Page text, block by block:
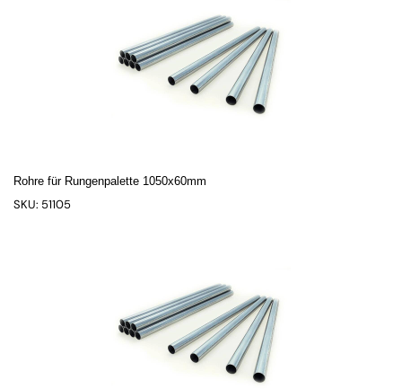
Rohre für Rungenpalette 1050x60mm
SKU: 51105